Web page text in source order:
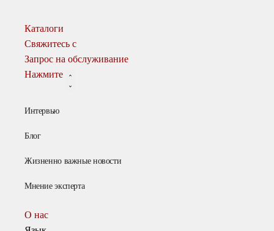
Каталоги
Свяжитесь с
Запрос на обслуживание
Нажмите
Интервью
Блог
Жизненно важные новости
Мнение эксперта
О нас